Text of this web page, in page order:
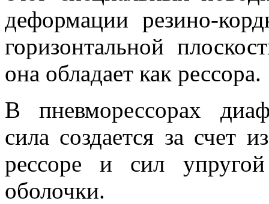
деформации резино-
горизонтальной
она обладает как рессора.
В пневморессорах
сила создается за счет
рeсcope и сил
оболочки.